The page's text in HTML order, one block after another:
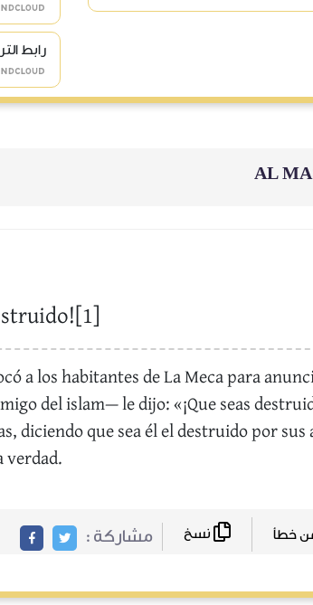
رابط
AL
a los habitantes de La Meca para
del islam— le dijo: «¡Que seas
diciendo que sea él el destruido por sus
verdad.
مشاركة :